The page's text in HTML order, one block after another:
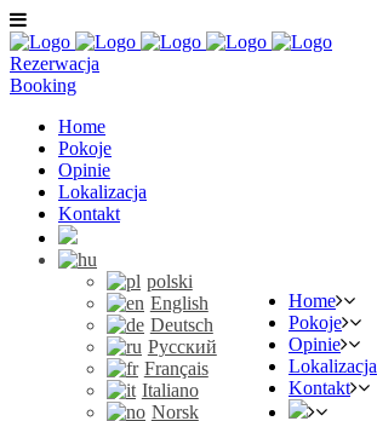
Rezerwacja
Booking
Home
Pokoje
Opinie
Lokalizacja
Kontakt
polski
English
Deutsch
Русский
Français
Italiano
Norsk
Home
Pokoje
Opinie
Lokalizacja
Kontakt